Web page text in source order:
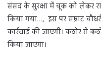
संसद के सुरक्षा में चूक को लेकर
किया गया…, इस पर सम्राट
कार्रवाई की जाएगी। कठोर से
किया जाएगा।